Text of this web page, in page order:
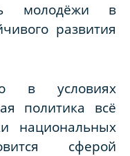
молодёжи в
развития
в условиях
политика всё
национальных
сферой